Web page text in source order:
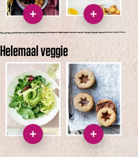
Helemaal veggie